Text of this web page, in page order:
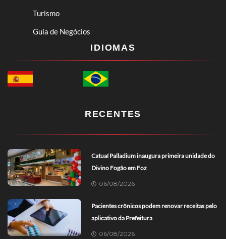
Turismo
Guia de Negócios
IDIOMAS
RECENTES
Catuaí Palladium inaugura primeira unidade do
Divino Fogão em Foz
06/08/2026
Pacientes crônicos podem renovar receitas pelo
aplicativo da Prefeitura
06/08/2026